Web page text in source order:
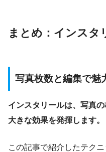
まとめ：インスタ
写真枚数と編集で魅
インスタリールは、写真
大きな効果を発揮します。
この記事で紹介したテク